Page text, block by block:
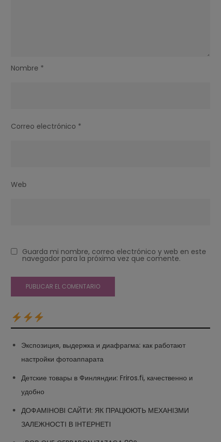
Nombre *
Correo electrónico *
Web
Guarda mi nombre, correo electrónico y web en este
navegador para la próxima vez que comente.
Экспозиция, выдержка и диафрагма: как работают
настройки фотоаппарата
Детские товары в Финляндии: Friros.fi, качественно и
удобно
ДОФАМІНОВІ САЙТИ: ЯК ПРАЦЮЮТЬ МЕХАНІЗМИ
ЗАЛЕЖНОСТІ В ІНТЕРНЕТІ